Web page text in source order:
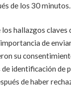
de los 30 minutos.
hallazgos claves
de
su
identificación de
de haber